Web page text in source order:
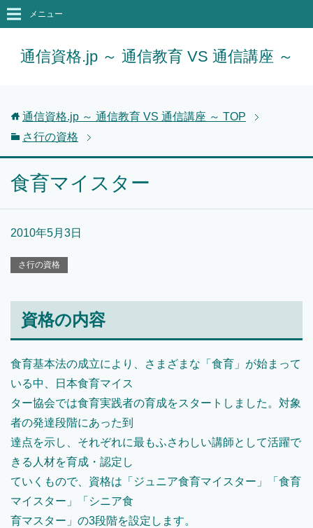
通信資格.jp ～ 通信教育 VS 通信講座 ～
メニュー
通信資格.jp ～ 通信教育 VS 通信講座 ～ TOP
さ行の資格
食育マイスター
2010年5月3日
さ行の資格
資格の内容
食育基本法の成立により、さまざまな「食育」が始まって
いる中、日本食育マイス
ター協会では食育実践者の育成をスタートしました。対象
者の発達段階にあった到
達点を示し、それぞれに最もふさわしい講師として活躍で
きる人材を育成・認定し
ていくもので、資格は「ジュニア食育マイスター」「食育
マイスター」「シニア食
育マスター」の3段階を設定します。